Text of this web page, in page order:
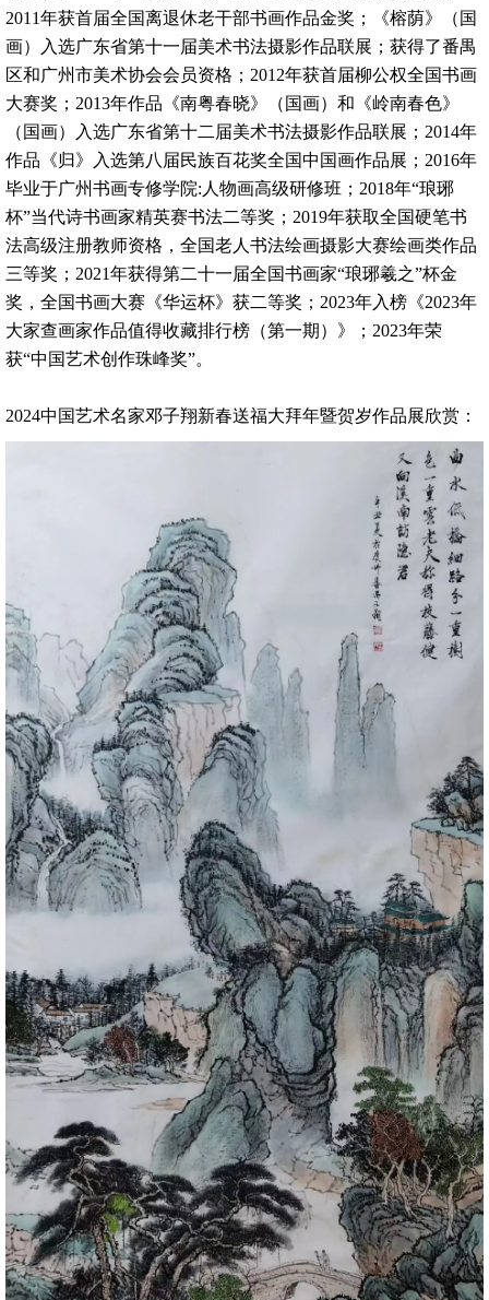
2011年获首届全国离退休老干部书画作品金奖；《榕荫》（国
画）入选广东省第十一届美术书法摄影作品联展；获得了番禺
区和广州市美术协会会员资格；2012年获首届柳公权全国书画
大赛奖；2013年作品《南粤春晓》（国画）和《岭南春色》
（国画）入选广东省第十二届美术书法摄影作品联展；2014年
作品《归》入选第八届民族百花奖全国中国画作品展；2016年
毕业于广州书画专修学院:人物画高级研修班；2018年“琅琊
杯”当代诗书画家精英赛书法二等奖；2019年获取全国硬笔书
法高级注册教师资格，全国老人书法绘画摄影大赛绘画类作品
三等奖；2021年获得第二十一届全国书画家“琅琊羲之”杯金
奖，全国书画大赛《华运杯》获二等奖；2023年入榜《2023年
大家查画家作品值得收藏排行榜（第一期）》；2023年荣
获“中国艺术创作珠峰奖”。
2024中国艺术名家邓子翔新春送福大拜年暨贺岁作品展欣赏：